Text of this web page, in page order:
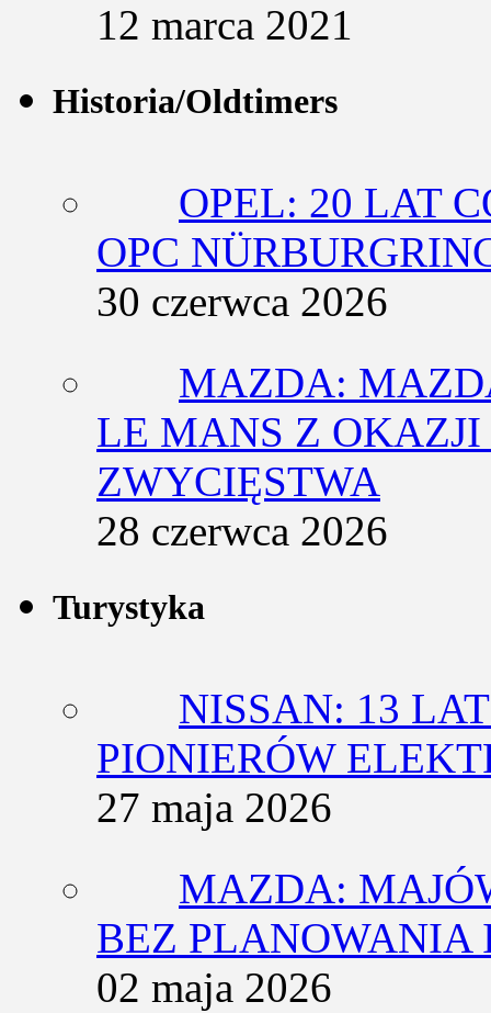
12 marca 2021
Historia/Oldtimers
OPEL: 20 LAT
OPC
30 czerwca 2026
MAZDA:
LE MANS Z
ZWYCIĘSTWA
28 czerwca 2026
Turystyka
NISSAN: 13
PIONIERÓW
27 maja 2026
MAZDA:
BEZ PLANOWANIA
02 maja 2026